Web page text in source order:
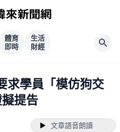
體育
即時
生活
財經
求學員「模仿狗交
提告
文章語音朗讀